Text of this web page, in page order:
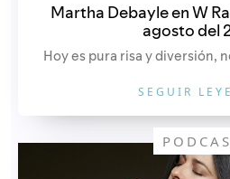
Martha Debayle en W
agosto del
Hoy es pura risa y diversión,
SEGUIR